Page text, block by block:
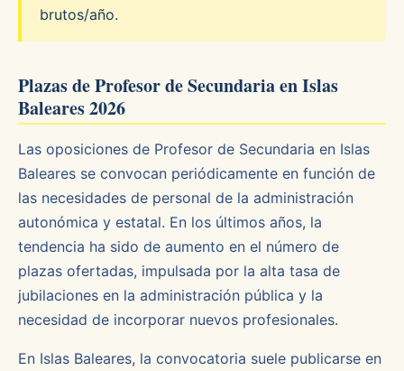
brutos/año.
Plazas de Profesor de Secundaria en Islas
Baleares 2026
Las oposiciones de Profesor de Secundaria en Islas
Baleares se convocan periódicamente en función de
las necesidades de personal de la administración
autonómica y estatal. En los últimos años, la
tendencia ha sido de aumento en el número de
plazas ofertadas, impulsada por la alta tasa de
jubilaciones en la administración pública y la
necesidad de incorporar nuevos profesionales.
En Islas Baleares, la convocatoria suele publicarse en